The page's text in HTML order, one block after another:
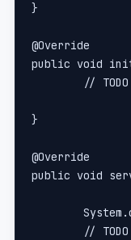
}
@Override
public void
//
}
@Override
public void
//